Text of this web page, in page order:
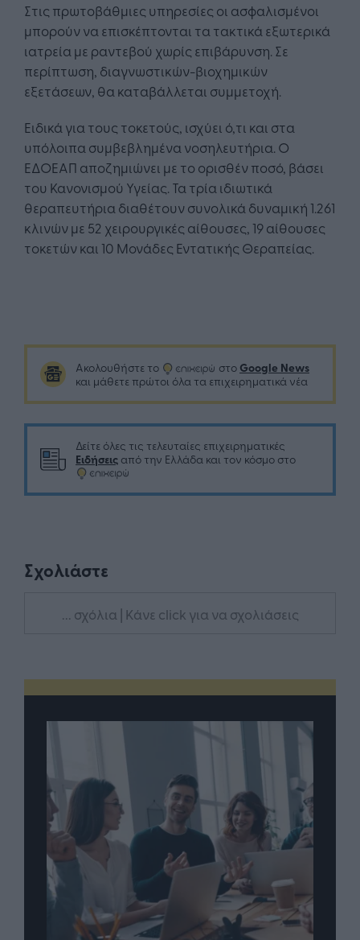
Στις πρωτοβάθμιες υπηρεσίες οι ασφαλισμένοι
μπορούν να επισκέπτονται τα τακτικά εξωτερικά
ιατρεία με ραντεβού χωρίς επιβάρυνση. Σε
περίπτωση, διαγνωστικών-βιοχημικών
εξετάσεων, θα καταβάλλεται συμμετοχή.
Ειδικά για τους τοκετούς, ισχύει ό,τι και στα
υπόλοιπα συμβεβλημένα νοσηλευτήρια. Ο
ΕΔΟΕΑΠ αποζημιώνει με το ορισθέν ποσό, βάσει
του Κανονισμού Υγείας. Τα τρία ιδιωτικά
θεραπευτήρια διαθέτουν συνολικά δυναμική 1.261
κλινών με 52 χειρουργικές αίθουσες, 19 αίθουσες
τοκετών και 10 Μονάδες Εντατικής Θεραπείας.
Ακολουθήστε το στο Google News
και μάθετε πρώτοι όλα τα επιχειρηματικά νέα
Δείτε όλες τις τελευταίες επιχειρηματικές
Ειδήσεις από την Ελλάδα και τον κόσμο στο
Σχολιάστε
... σχόλια | Κάνε click για να σχολιάσεις